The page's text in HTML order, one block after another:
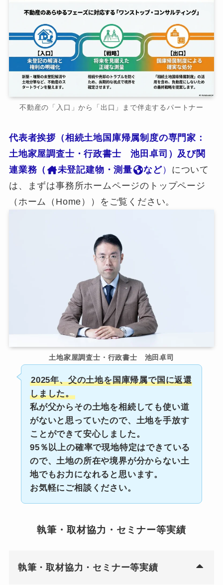
不動産の「入口」から「出口」まで伴走するパートナー
代表者挨拶（相続土地国庫帰属制度の専門家：
土地家屋調査士・行政書士 池田卓司）及び関
連業務（
未登記建物・測量 など） について
は、まずは事務所ホームページのトップページ
（ホーム（Home））をご覧ください。
土地家屋調査士・行政書士 池田卓司
2025年、父の土地を国庫帰属で国に返還
しました。
私が父からその土地を相続しても使い道
がないと思っていたので、土地を手放す
ことができて安心しました。
95％以上の確率で現地特定はできている
ので、土地の所在や境界が分からない土
地でもお力になれると思います。
お気軽にご相談ください。
執筆・取材協力・セミナー等実績
執筆・取材協力・セミナー等実績